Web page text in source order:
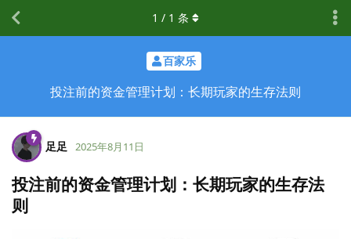
百家乐
投注前的资金管理计划：长期玩家的生存法则
1 / 1 条
足足 2025年8月11日
投注前的资金管理计划：长期玩家的生存法
则